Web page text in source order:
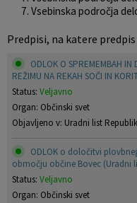
7. Vsebinska področja
Predpisi, na katere
ODLOK O SPREMEMBAH
REŽIMU NA REKAH SOČI IN
Status: Veljavno
Organ: Občinski svet
Objavljeno v: Uradni list
ODLOK o določitvi
območju občine Bovec (Uradni
Status: Veljavno
Organ: Občinski svet
Temeljni akti občine
Katalog informacij javnega
Lokalne volitve